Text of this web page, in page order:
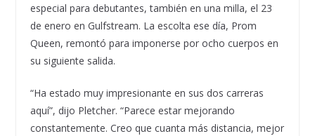
especial para debutantes, también en una milla, el 23
de enero en Gulfstream. La escolta ese día, Prom
Queen, remontó para imponerse por ocho cuerpos en
su siguiente salida.
“Ha estado muy impresionante en sus dos carreras
aquí”, dijo Pletcher. “Parece estar mejorando
constantemente. Creo que cuanta más distancia, mejor